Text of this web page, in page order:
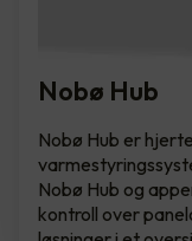
Nobø Hub
Nobø Hub er
Nobø Hub og
kontroll over